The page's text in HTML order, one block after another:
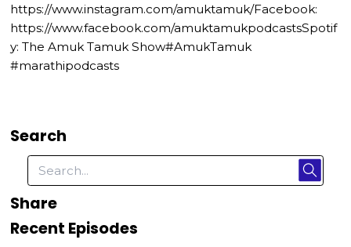
https://www.instagram.com/amuktamuk/Facebook:
https://www.facebook.com/amuktamukpodcastsSpotif
y: The Amuk Tamuk Show#AmukTamuk
#marathipodcasts
Search
Share
Recent Episodes